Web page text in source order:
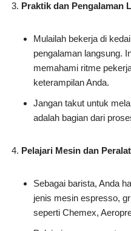
Praktik dan Pengalaman
Mulailah bekerja di
pengalaman langsung.
memahami ritme
keterampilan Anda.
Jangan takut untuk
adalah bagian dari
Pelajari Mesin dan
Sebagai barista, Anda
jenis mesin espresso,
seperti Chemex,